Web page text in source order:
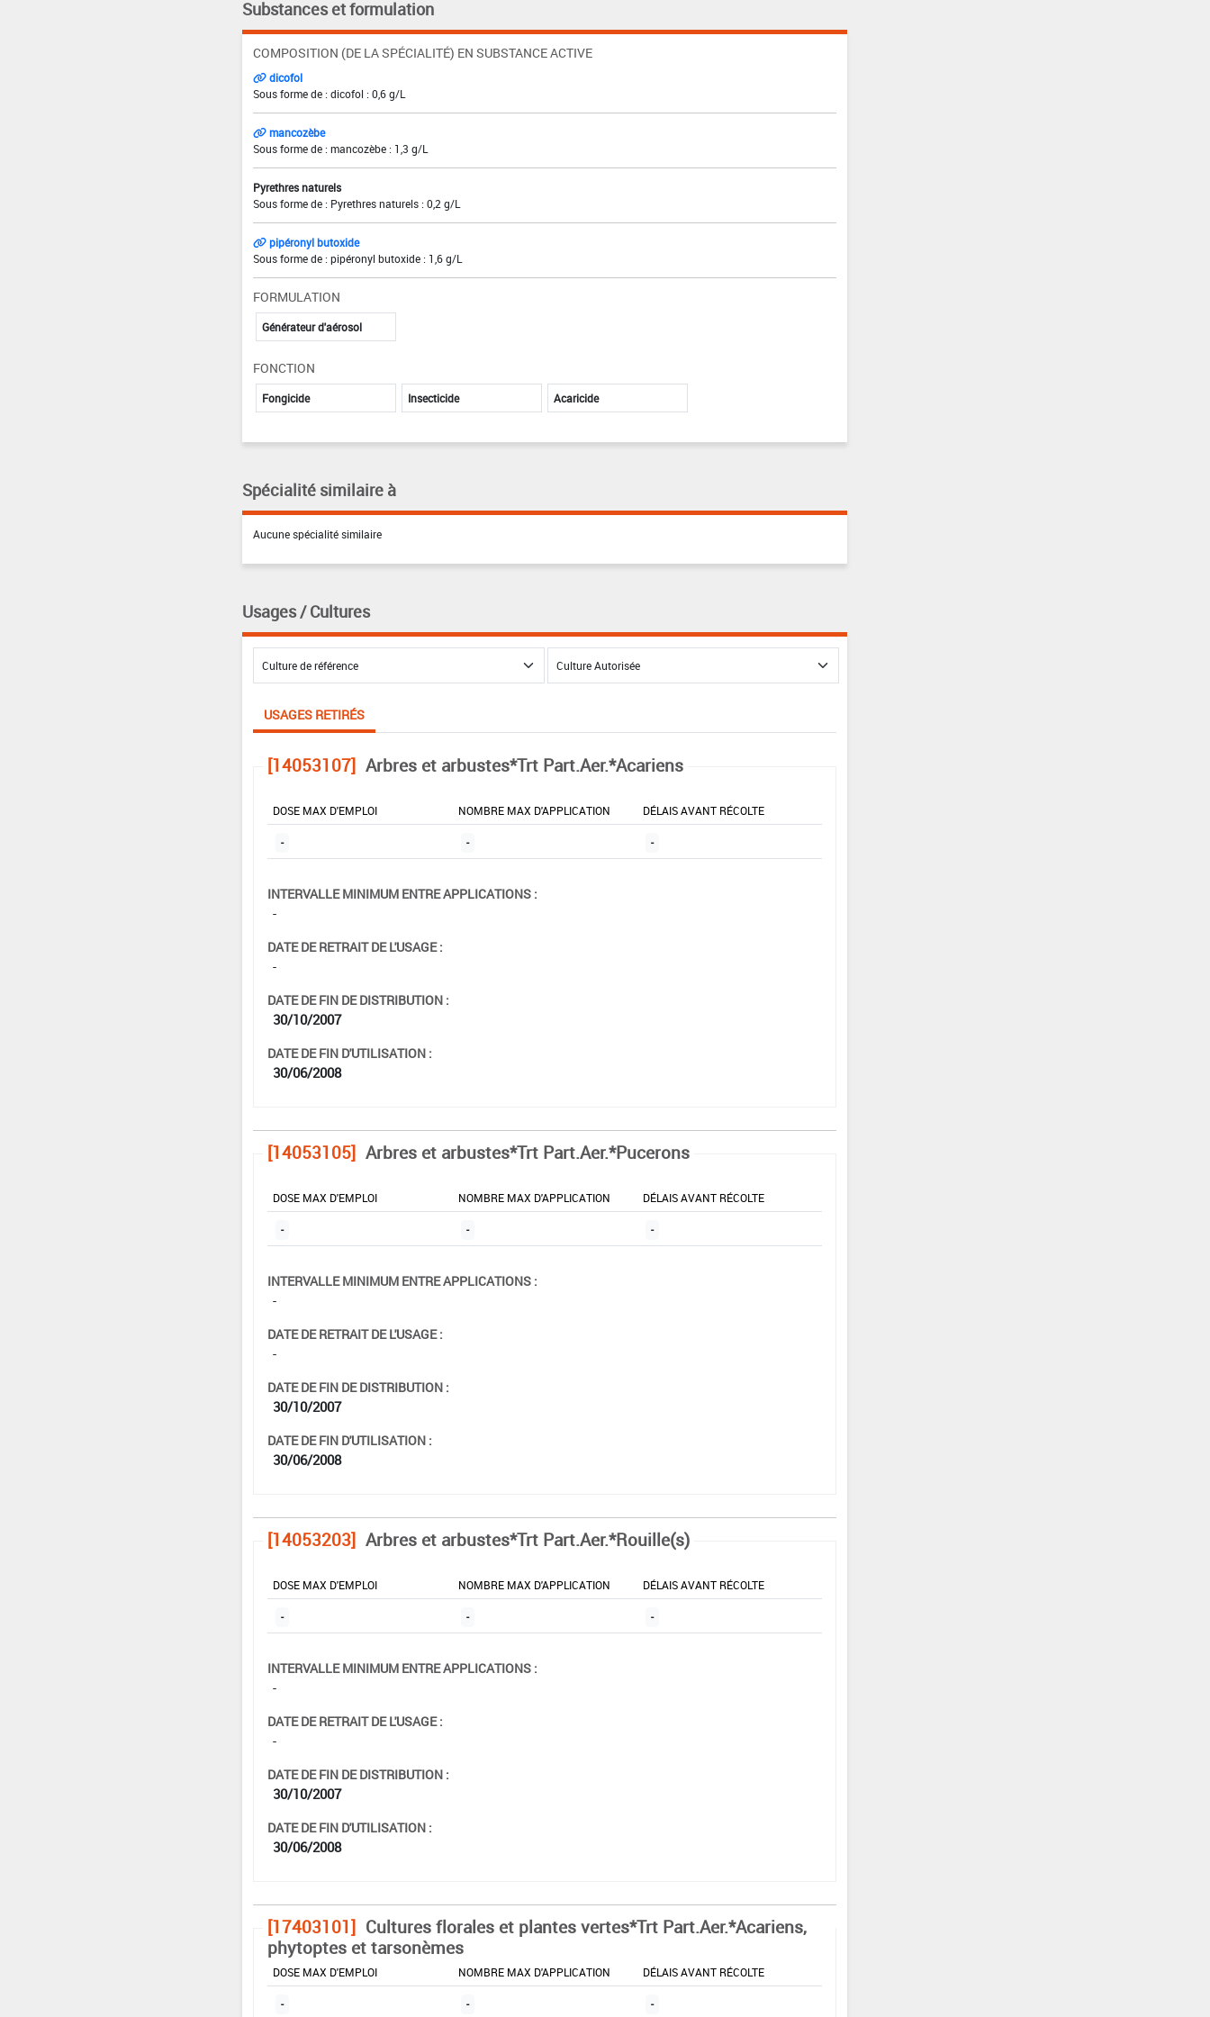
Substances et formulation
COMPOSITION (DE LA SPÉCIALITÉ) EN SUBSTANCE ACTIVE
dicofol
Sous forme de : dicofol : 0,6 g/L
mancozèbe
Sous forme de : mancozèbe : 1,3 g/L
Pyrethres naturels
Sous forme de : Pyrethres naturels : 0,2 g/L
pipéronyl butoxide
Sous forme de : pipéronyl butoxide : 1,6 g/L
FORMULATION
Générateur d'aérosol
FONCTION
Fongicide Insecticide Acaricide
Spécialité similaire à
Aucune spécialité similaire
Usages / Cultures
USAGES RETIRÉS
[14053107] Arbres et arbustes*Trt Part.Aer.*Acariens
DOSE MAX D'EMPLOI NOMBRE MAX D'APPLICATION DÉLAIS AVANT RÉCOLTE
- - -
INTERVALLE MINIMUM ENTRE APPLICATIONS :
-
DATE DE RETRAIT DE L'USAGE :
-
DATE DE FIN DE DISTRIBUTION :
30/10/2007
DATE DE FIN D'UTILISATION :
30/06/2008
[14053105] Arbres et arbustes*Trt Part.Aer.*Pucerons
DOSE MAX D'EMPLOI NOMBRE MAX D'APPLICATION DÉLAIS AVANT RÉCOLTE
- - -
INTERVALLE MINIMUM ENTRE APPLICATIONS :
-
DATE DE RETRAIT DE L'USAGE :
-
DATE DE FIN DE DISTRIBUTION :
30/10/2007
DATE DE FIN D'UTILISATION :
30/06/2008
[14053203] Arbres et arbustes*Trt Part.Aer.*Rouille(s)
DOSE MAX D'EMPLOI NOMBRE MAX D'APPLICATION DÉLAIS AVANT RÉCOLTE
- - -
INTERVALLE MINIMUM ENTRE APPLICATIONS :
-
DATE DE RETRAIT DE L'USAGE :
-
DATE DE FIN DE DISTRIBUTION :
30/10/2007
DATE DE FIN D'UTILISATION :
30/06/2008
[17403101] Cultures florales et plantes vertes*Trt Part.Aer.*Acariens,
phytoptes et tarsonèmes
DOSE MAX D'EMPLOI NOMBRE MAX D'APPLICATION DÉLAIS AVANT RÉCOLTE
- - -